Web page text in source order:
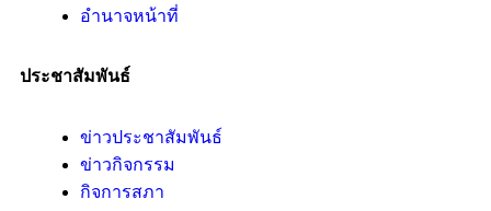
อํานาจหน้าที่
ประชาสัมพันธ์
ข่าวประชาสัมพันธ์
ข่าวกิจกรรม
กิจการสภา